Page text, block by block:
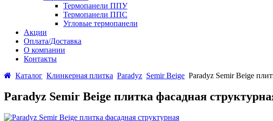
Термопанели ППУ
Термопанели ППС
Угловые термопанели
Акции
Оплата/Доставка
О компании
Контакты
Каталог Клинкерная плитка Paradyz Semir Beige Paradyz Semir Beige
Paradyz Semir Beige плитка фасадная